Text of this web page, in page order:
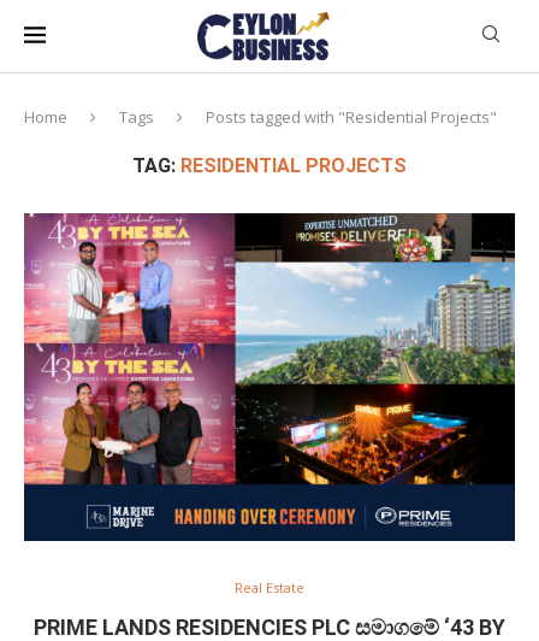
Home Tags Posts tagged with "Residential Projects"
TAG: RESIDENTIAL PROJECTS
Real Estate
PRIME LANDS RESIDENCIES PLC සමාගමේ ‘43 BY